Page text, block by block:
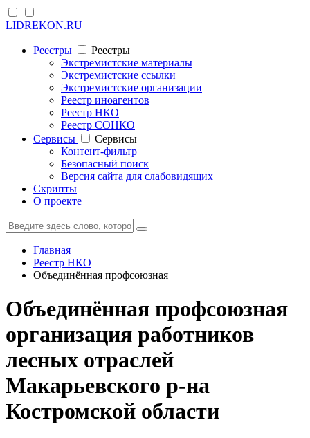
LIDREKON.RU
Реестры
Реестры
Экстремистские материалы
Экстремистские ссылки
Экстремистские организации
Реестр иноагентов
Реестр НКО
Реестр СОНКО
Cервисы
Cервисы
Контент-фильтр
Безопасный поиск
Версия сайта для слабовидящих
Скрипты
О проекте
Главная
Реестр НКО
Объединённая профсоюзная
Объединённая профсоюзная
организация работников
лесных отраслей
Макарьевского р-на
Костромской области